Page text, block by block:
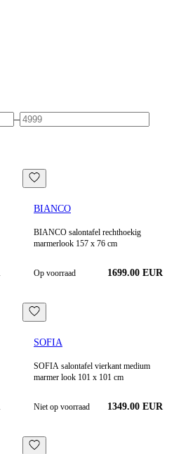
–
BIANCO
BIANCO salontafel rechthoekig
marmerlook 157 x 76 cm
Op voorraad 1699.00 EUR
SOFIA
SOFIA salontafel vierkant medium
marmer look 101 x 101 cm
Niet op voorraad 1349.00 EUR